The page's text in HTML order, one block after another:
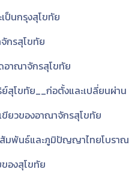
เป็นกรุงสุโขทัย
กรสุโขทัย
อาณาจักรสุโขทัย
สุโขทัย__ก่อตั้งและเปลี่ยนผ่าน
ยวของอาณาจักรสุโขทัย
มพันธ์และภูมิปัญญาไทยโบราณ
องสุโขทัย